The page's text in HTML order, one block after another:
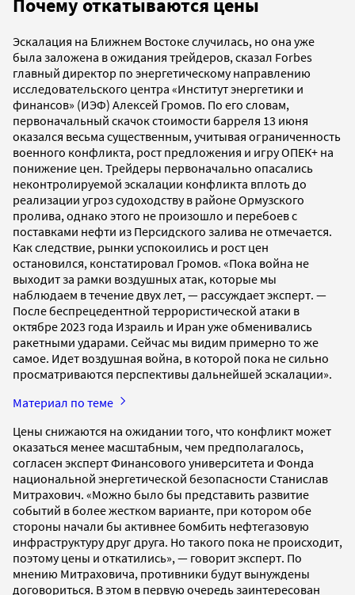
Почему откатываются цены
Эскалация на Ближнем Востоке случилась, но она уже
была заложена в ожидания трейдеров, сказал Forbes
главный директор по энергетическому направлению
исследовательского центра «Институт энергетики и
финансов» (ИЭФ) Алексей Громов. По его словам,
первоначальный скачок стоимости барреля 13 июня
оказался весьма существенным, учитывая ограниченность
военного конфликта, рост предложения и игру ОПЕК+ на
понижение цен. Трейдеры первоначально опасались
неконтролируемой эскалации конфликта вплоть до
реализации угроз судоходству в районе Ормузского
пролива, однако этого не произошло и перебоев с
поставками нефти из Персидского залива не отмечается.
Как следствие, рынки успокоились и рост цен
остановился, констатировал Громов. «Пока война не
выходит за рамки воздушных атак, которые мы
наблюдаем в течение двух лет, — рассуждает эксперт. —
После беспрецедентной террористической атаки в
октябре 2023 года Израиль и Иран уже обменивались
ракетными ударами. Сейчас мы видим примерно то же
самое. Идет воздушная война, в которой пока не сильно
просматриваются перспективы дальнейшей эскалации».
Материал по теме
Цены снижаются на ожидании того, что конфликт может
оказаться менее масштабным, чем предполагалось,
согласен эксперт Финансового университета и Фонда
национальной энергетической безопасности Станислав
Митрахович. «Можно было бы представить развитие
событий в более жестком варианте, при котором обе
стороны начали бы активнее бомбить нефтегазовую
инфраструктуру друг друга. Но такого пока не происходит,
поэтому цены и откатились», — говорит эксперт. По
мнению Митраховича, противники будут вынуждены
договориться. В этом в первую очередь заинтересован